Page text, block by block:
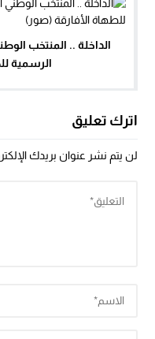
الداخلة .. المنتخب
الرسمية
اترك تعليق
لن يتم نشر عنوان بريدك